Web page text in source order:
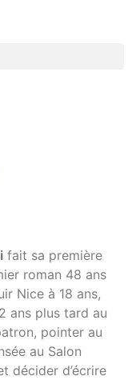
fait sa première
roman 48 ans
Nice à 18 ans,
ans plus tard au
pointer au
au Salon
décider d’écrire